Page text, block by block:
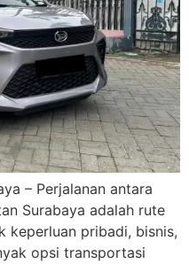
– Perjalanan antara
Surabaya adalah rute
keperluan pribadi, bisnis,
opsi transportasi